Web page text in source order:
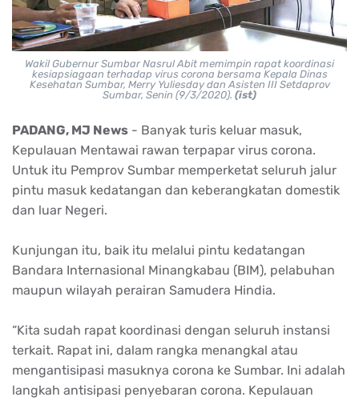
Wakil Gubernur Sumbar Nasrul Abit memimpin rapat koordinasi
kesiapsiagaan terhadap virus corona bersama Kepala Dinas
Kesehatan Sumbar, Merry Yuliesday dan Asisten III Setdaprov
Sumbar, Senin (9/3/2020). (ist)
PADANG, MJ News - Banyak turis keluar masuk,
Kepulauan Mentawai rawan terpapar virus corona.
Untuk itu Pemprov Sumbar memperketat seluruh jalur
pintu masuk kedatangan dan keberangkatan domestik
dan luar Negeri.
Kunjungan itu, baik itu melalui pintu kedatangan
Bandara Internasional Minangkabau (BIM), pelabuhan
maupun wilayah perairan Samudera Hindia.
“Kita sudah rapat koordinasi dengan seluruh instansi
terkait. Rapat ini, dalam rangka menangkal atau
mengantisipasi masuknya corona ke Sumbar. Ini adalah
langkah antisipasi penyebaran corona. Kepulauan